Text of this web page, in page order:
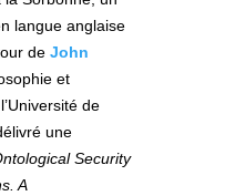
langue anglaise
de John
et
de
une
Security
A